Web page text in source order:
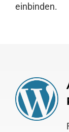
einbinden.